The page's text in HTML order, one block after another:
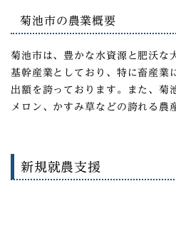
菊池市の農業概要
菊池市は、豊かな水資源と肥沃な
基幹産業としており、特に畜産業
出額を誇っております。また、菊
メロン、かすみ草などの誇れる農
新規就農支援